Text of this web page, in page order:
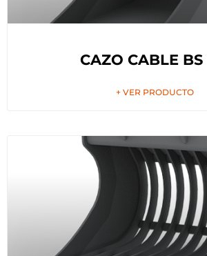
CAZO CABLE BS
+ VER PRODUCTO